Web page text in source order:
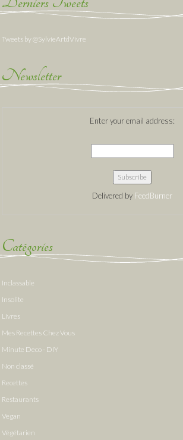
Tweets by @SylvieArtdVivre
Newsletter
Enter your email address:
Delivered by FeedBurner
Catégories
Inclassable
Insolite
Livres
Mes Recettes Chez Vous
Minute Deco - DIY
Non classé
Recettes
Restaurants
Vegan
Végétarien